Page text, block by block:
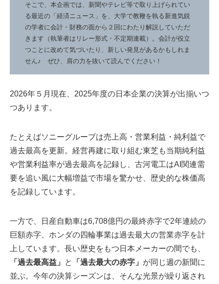
そこで、本企画では、新聞やテレビ等で取り上げられてい
る最近の「経済ニュース」を、大学で教鞭を執る新進気鋭
の学者に会計・財務の面から２回にわたり解説していただ
きます（執筆者はリレー形式・不定期連載）。会計が役立
つことに改めて気づいたり、新しい発見があるかもしれま
せん♪ ぜひ、肩の力を抜いて読んでください！
2026年５月現在、2025年度の日本企業の決算が出揃いつ
つあります。
たとえばソニーグループは売上高・営業利益・純利益で
過去最高を更新。経営再建に取り組む東芝も当期純利益
や営業利益率が過去最高を記録し、古河電工はAI関連需
要を追い風に大幅増益で市場を驚かせ、歴史的な株価高
を記録しています。
一方で、日産自動車は6,708億円の最終赤字で2年連続の
巨額赤字、ホンダの四輪事業は過去最大の営業赤字を計
上しています。長い歴史をもつ日本メーカーの間でも、
「過去最高益」
と 「過去最大の赤字」 が同じ週の新聞に
並ぶ。今年の決算シーズンは、そんな光景が繰り返され